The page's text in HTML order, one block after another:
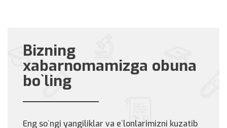
30 Iyun, 2026
Bizning
xabarnomamizga obuna
bo`ling
Eng so`ngi yangiliklar va e`lonlarimizni kuzatib